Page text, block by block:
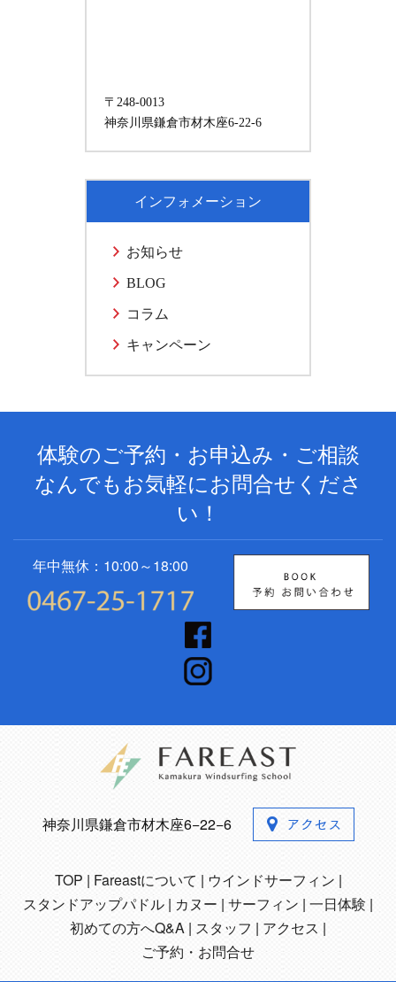
〒248-0013
神奈川県鎌倉市材木座6-22-6
インフォメーション
お知らせ
BLOG
コラム
キャンペーン
体験のご予約・お申込み・ご相談
なんでもお気軽にお問合せくださ
い！
年中無休：10:00～18:00
神奈川県鎌倉市材木座6−22−6
TOP Fareastについて
ウインドサーフィン
スタンドアップパドル
カヌー サーフィン 一日体験
初めての方へQ&A スタッフ
アクセス
ご予約・お問合せ